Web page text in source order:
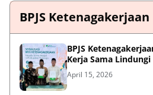
BPJS Ketenagakerjaan
BPJS
Kerja Sama
April 15, 2026